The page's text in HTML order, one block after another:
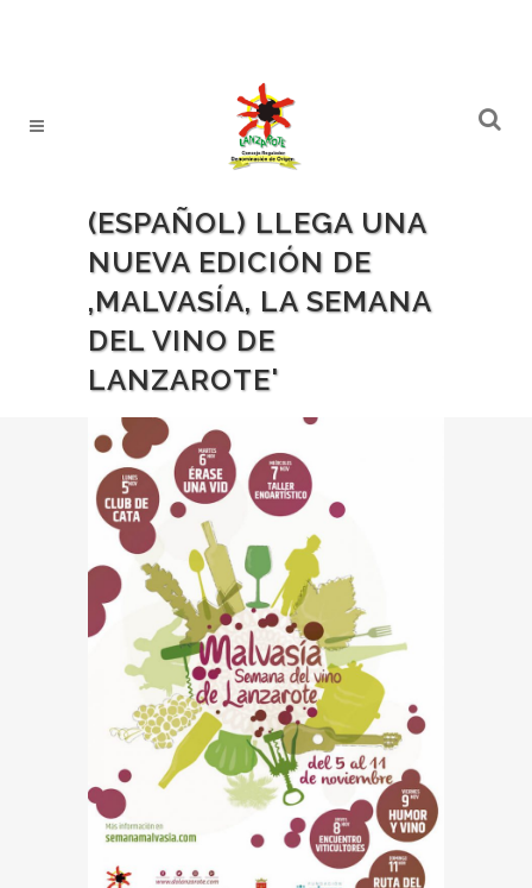
(ESPAÑOL) LLEGA UNA
NUEVA EDICIÓN DE
‚MALVASÍA, LA SEMANA
DEL VINO DE
LANZAROTE'